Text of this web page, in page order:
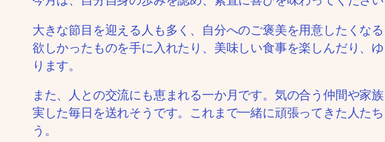
大きな節目を迎える人も多く、自分へのご褒美を用意したくな
欲しかったものを手に入れたり、美味しい食事を楽しんだり、
ります。
また、人との交流にも恵まれる一か月です。気の合う仲間や家
実した毎日を送れそうです。これまで一緒に頑張ってきた人た
う。